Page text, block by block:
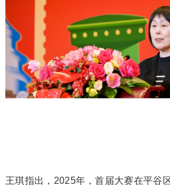
王琪指出，2025年，首届大赛在平谷